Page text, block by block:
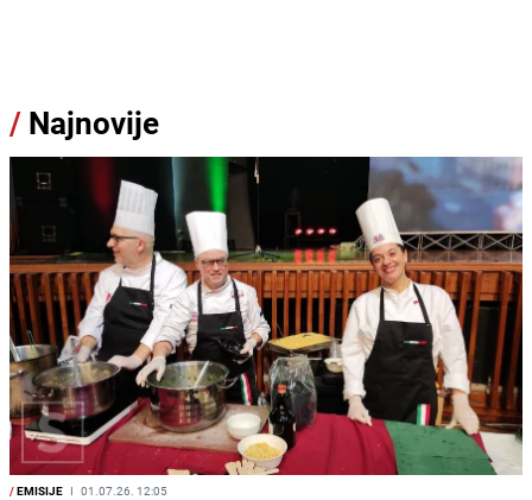
/ Najnovije
/EMISIJE I 01.07.26. 12:05